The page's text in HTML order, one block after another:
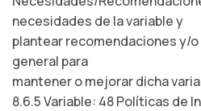
necesidades de la variable y
plantear recomendaciones y/
general para
mantener o mejorar dicha
8.6.5 Variable: 48 Políticas de